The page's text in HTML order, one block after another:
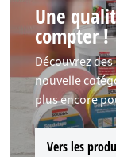
Une
compter !
Découvrez
nouvelle
plus encore
Vers les